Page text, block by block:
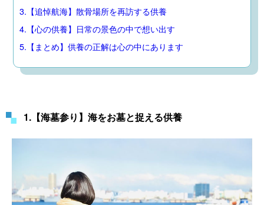
3.【追悼航海】散骨場所を再訪する供養
4.【心の供養】日常の景色の中で想い出す
5.【まとめ】供養の正解は心の中にあります
1.【海墓参り】海をお墓と捉える供養